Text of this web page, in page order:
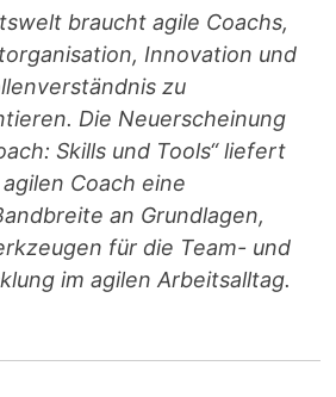
braucht agile Coachs,
Innovation und
zu
Die Neuerscheinung
Skills und Tools“ liefert
Coach eine
an Grundlagen,
für die Team- und
im agilen Arbeitsalltag.